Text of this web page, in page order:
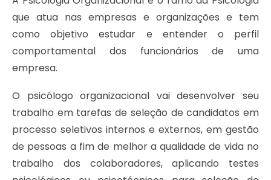
que atua nas empresas e organizações e tem
como objetivo estudar e entender o perfil
comportamental dos funcionários de uma
empresa.
O psicólogo organizacional vai desenvolver seu
trabalho em tarefas de seleção de candidatos em
processo seletivos internos e externos, em gestão
de pessoas a fim de melhor a qualidade de vida no
trabalho dos colaboradores, aplicando testes